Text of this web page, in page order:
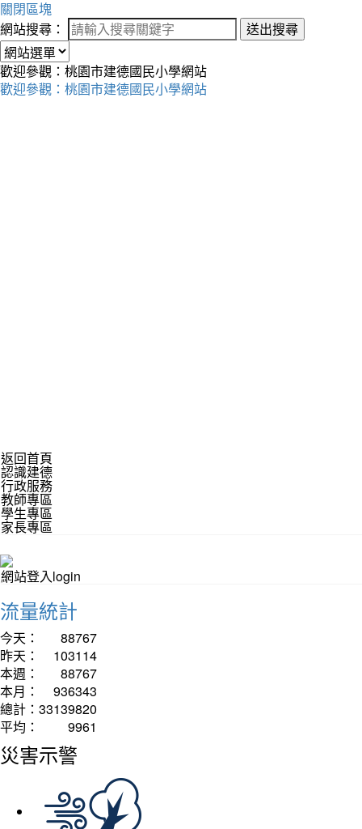
關閉區塊
網站搜尋：
送出搜尋
歡迎參觀：桃園市建德國民小學網站
歡迎參觀：桃園市建德國民小學網站
返回首頁
認識建德
行政服務
教師專區
學生專區
家長專區
網站登入login
流量統計
今天：
88767
昨天：
103114
本週：
88767
本月：
936343
總計： 33139820
平均：
9961
災害示警